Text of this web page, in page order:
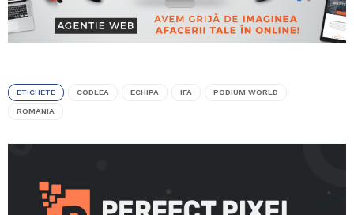
ETICHETE CODLEA ECHIPA IFA PODIUM WORLD
ROMANIA